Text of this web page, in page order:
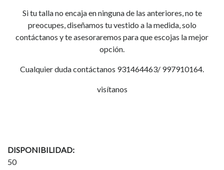
Si tu talla no encaja en ninguna de las anteriores, no te
preocupes, diseñamos tu vestido a la medida, solo
contáctanos y te asesoraremos para que escojas la mejor
opción.
Cualquier duda contáctanos 931464463/ 997910164.
visítanos
DISPONIBILIDAD:
50